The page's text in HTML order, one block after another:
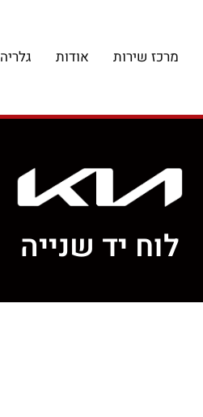
מרכז שירות אודות גלריה
לוח יד שנייה